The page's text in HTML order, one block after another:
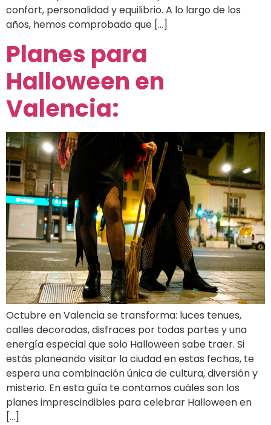
confort, personalidad y equilibrio. A lo largo de los
años, hemos comprobado que […]
Planes para
Halloween en
Valencia:
Octubre en Valencia se transforma: luces tenues,
calles decoradas, disfraces por todas partes y una
energía especial que solo Halloween sabe traer. Si
estás planeando visitar la ciudad en estas fechas, te
espera una combinación única de cultura, diversión y
misterio. En esta guía te contamos cuáles son los
planes imprescindibles para celebrar Halloween en
[…]